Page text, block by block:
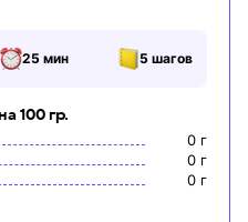
25 мин 5 шагов
100 гр.
0 г
0 г
0 г